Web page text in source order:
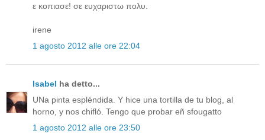
ε κοπιασε! σε ευχαριστω πολυ.
irene
1 agosto 2012 alle ore 22:04
Isabel ha detto...
UNa pinta espléndida. Y hice una tortilla de tu blog, al
horno, y nos chifló. Tengo que probar eñ sfougatto
1 agosto 2012 alle ore 23:50